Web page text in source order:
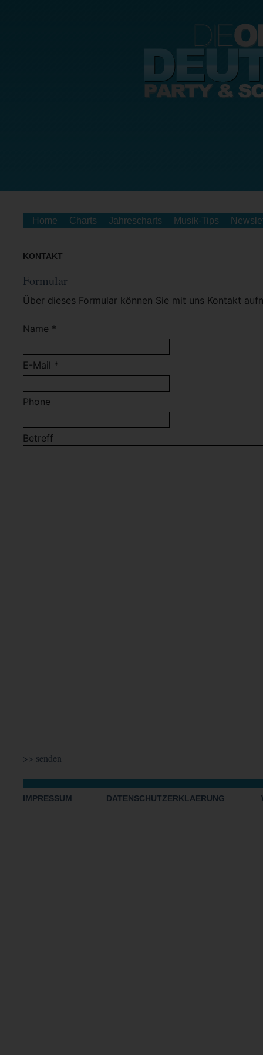
Home Charts Jahrescharts Musik-Tips
KONTAKT
Formular
Über dieses Formular können Sie mit uns Kontakt
Name *
E-Mail *
Phone
Betreff
IMPRESSUM DATENSCHUTZERKLAERUNG